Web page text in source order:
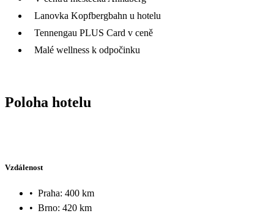
Lanovka Kopfbergbahn u hotelu
Tennengau PLUS Card v ceně
Malé wellness k odpočinku
Poloha hotelu
Vzdálenost
• Praha: 400 km
• Brno: 420 km